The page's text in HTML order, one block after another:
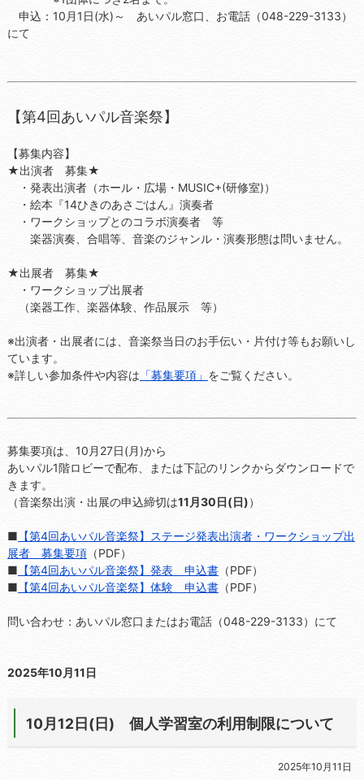
申込：10月1日(水)～ あいパル窓口、お電話（048-229-3133）
にて
【第4回あいパル音楽祭】
【募集内容】
★出演者 募集★
・発表出演者（ホール・広場・MUSIC+(研修室)）
・絵本『14ひきのあさごはん』演奏者
・ワークショップとのコラボ演奏者 等
楽器演奏、合唱等、音楽のジャンル・演奏形態は問いません。
★出展者 募集★
・ワークショップ出展者
（楽器工作、楽器体験、作品展示 等）
※出演者・出展者には、音楽祭当日のお手伝い・片付け等もお願いし
ています。
※詳しい参加条件や内容は 「募集要項」 をご覧ください。
募集要項は、10月27日(月)から
あいパル1階ロビーで配布、または下記のリンクからダウンロードで
きます。
（音楽祭出演・出展の申込締切は11月30日(日)）
■ 【第4回あいパル音楽祭】ステージ発表出演者・ワークショップ出
展者 募集要項（PDF）
■ 【第4回あいパル音楽祭】発表 申込書（PDF）
■ 【第4回あいパル音楽祭】体験 申込書（PDF）
問い合わせ：あいパル窓口またはお電話（048-229-3133）にて
2025年10月11日
10月12日(日) 個人学習室の利用制限について
2025年10月11日